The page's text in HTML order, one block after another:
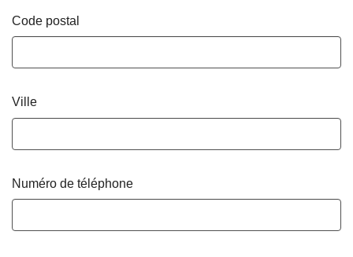
Code postal
Ville
Numéro de téléphone